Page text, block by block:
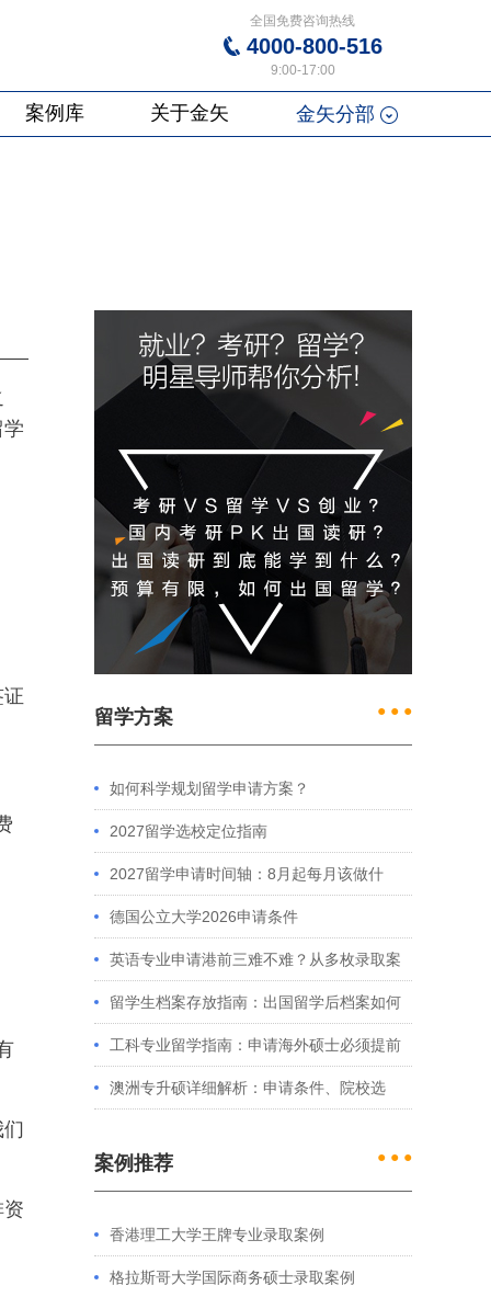
全国免费咨询热线
4000-800-516
9:00-17:00
案例库 关于金矢 金矢分部
留学方案 ● ● ●
如何科学规划留学申请方案？
2027留学选校定位指南
2027留学申请时间轴：8月起每月该做什
么？英、美、澳、港申请全攻略
德国公立大学2026申请条件
英语专业申请港前三难不难？从多枚录取案
例看港大、港中文申请要求
留学生档案存放指南：出国留学后档案如何
处理？留学服务中心常见问题解答
工科专业留学指南：申请海外硕士必须提前
准备的4件事
澳洲专升硕详细解析：申请条件、院校选
案例推荐 ● ● ●
香港理工大学王牌专业录取案例
格拉斯哥大学国际商务硕士录取案例